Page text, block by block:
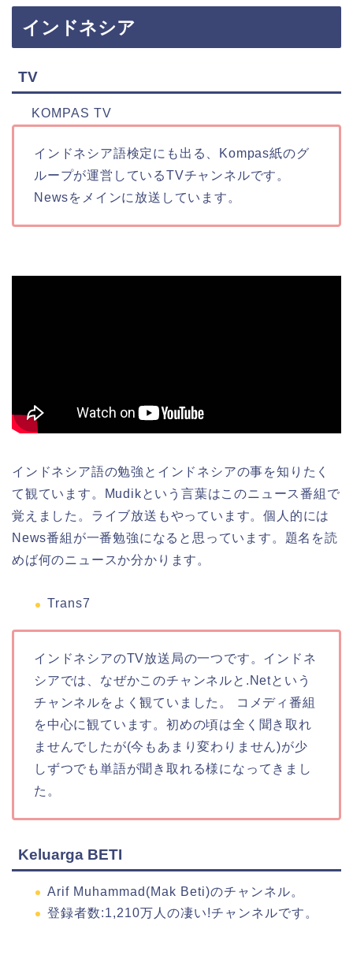
インドネシア
TV
KOMPAS TV
インドネシア語検定にも出る、Kompas紙のグ
ループが運営しているTVチャンネルです。
Newsをメインに放送しています。
インドネシア語の勉強とインドネシアの事を知りたく
て観ています。Mudikという言葉はこのニュース番組で
覚えました。ライブ放送もやっています。個人的には
News番組が一番勉強になると思っています。題名を読
めば何のニュースか分かります。
Trans7
インドネシアのTV放送局の一つです。インドネ
シアでは、なぜかこのチャンネルと.Netという
チャンネルをよく観ていました。 コメディ番組
を中心に観ています。初めの頃は全く聞き取れ
ませんでしたが(今もあまり変わりません)が少
しずつでも単語が聞き取れる様になってきまし
た。
Keluarga BETI
Arif Muhammad(Mak Beti)のチャンネル。
登録者数:1,210万人の凄い!チャンネルです。